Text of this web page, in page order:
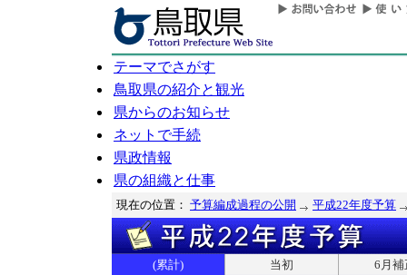
テーマでさがす
鳥取県の紹介と観光
県からのお知らせ
ネットで手続
県政情報
県の組織と仕事
現在の位置： 予算編成過程の公開 平成22年度予算
(累計) 当初 6月補